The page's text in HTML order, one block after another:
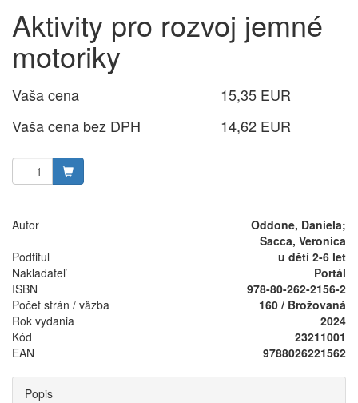
Aktivity pro rozvoj jemné
motoriky
Vaša cena
15,35 EUR
Vaša cena bez DPH
14,62 EUR
Autor
Oddone, Daniela;
Sacca, Veronica
Podtitul
u dětí 2-6 let
Nakladateľ
Portál
ISBN
978-80-262-2156-2
Počet strán / väzba
160 / Brožovaná
Rok vydania
2024
Kód
23211001
EAN
9788026221562
Popis